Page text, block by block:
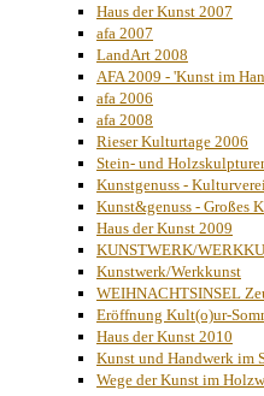
Haus der Kunst 2007
afa 2007
LandArt 2008
AFA 2009 - 'Kunst im
afa 2006
afa 2008
Rieser Kulturtage 2006
Stein- und
Kunstgenuss -
Kunst&genuss - Großes
Haus der Kunst 2009
KUNSTWERK/
Kunstwerk/Werkkunst
WEIHNACHTSINSEL
Eröffnung Kult(o)ur-
Haus der Kunst 2010
Kunst und Handwerk im
Wege der Kunst im